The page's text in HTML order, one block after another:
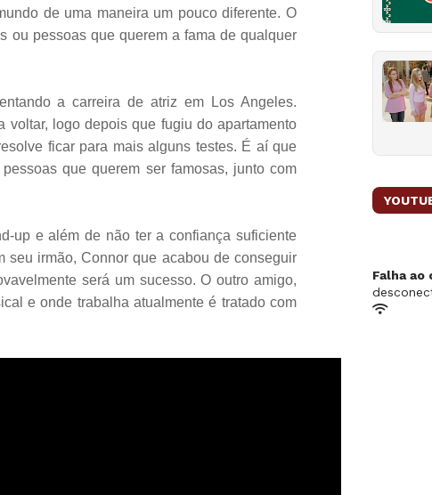
de uma maneira um pouco diferente. O
ou pessoas que querem a fama de qualquer
a carreira de atriz em Los Angeles.
voltar, logo depois que fugiu do apartamento
ficar para mais alguns testes. É aí que
que querem ser famosas, junto com
up e além de não ter a confiança suficiente
seu irmão, Connor que acabou de conseguir
será um sucesso. O outro amigo,
e onde trabalha atualmente é tratado com
Falha ao